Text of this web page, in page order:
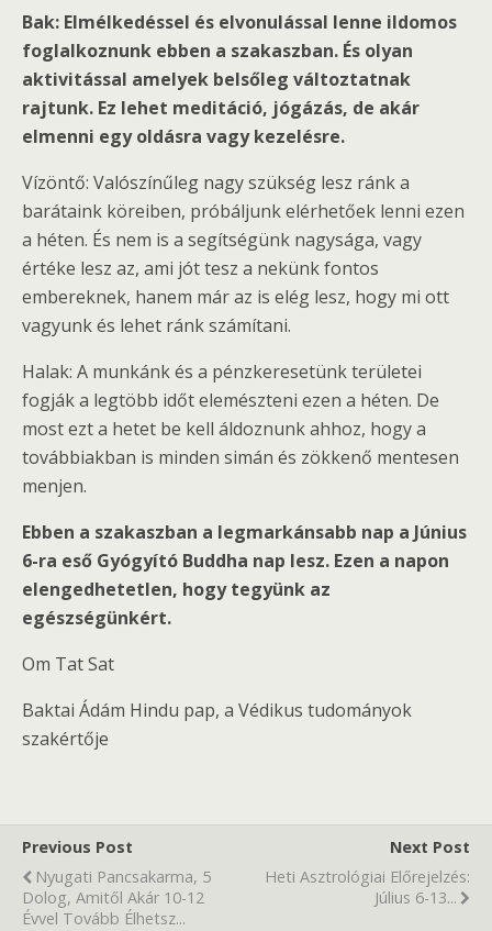
Bak: Elmélkedéssel és elvonulással lenne ildomos
foglalkoznunk ebben a szakaszban. És olyan
aktivitással amelyek belsőleg változtatnak
rajtunk. Ez lehet meditáció, jógázás, de akár
elmenni egy oldásra vagy kezelésre.
Vízöntő: Valószínűleg nagy szükség lesz ránk a
barátaink köreiben, próbáljunk elérhetőek lenni ezen
a héten. És nem is a segítségünk nagysága, vagy
értéke lesz az, ami jót tesz a nekünk fontos
embereknek, hanem már az is elég lesz, hogy mi ott
vagyunk és lehet ránk számítani.
Halak: A munkánk és a pénzkeresetünk területei
fogják a legtöbb időt elemészteni ezen a héten. De
most ezt a hetet be kell áldoznunk ahhoz, hogy a
továbbiakban is minden simán és zökkenő mentesen
menjen.
Ebben a szakaszban a legmarkánsabb nap a Június
6-ra eső Gyógyító Buddha nap lesz. Ezen a napon
elengedhetetlen, hogy tegyünk az
egészségünkért.
Om Tat Sat
Baktai Ádám Hindu pap, a Védikus tudományok
szakértője
Previous Post
Nyugati Pancsakarma, 5
Dolog, Amitől Akár 10-12
Évvel Tovább Élhetsz...
Next Post
Heti Asztrológiai Előrejelzés:
Július 6-13...